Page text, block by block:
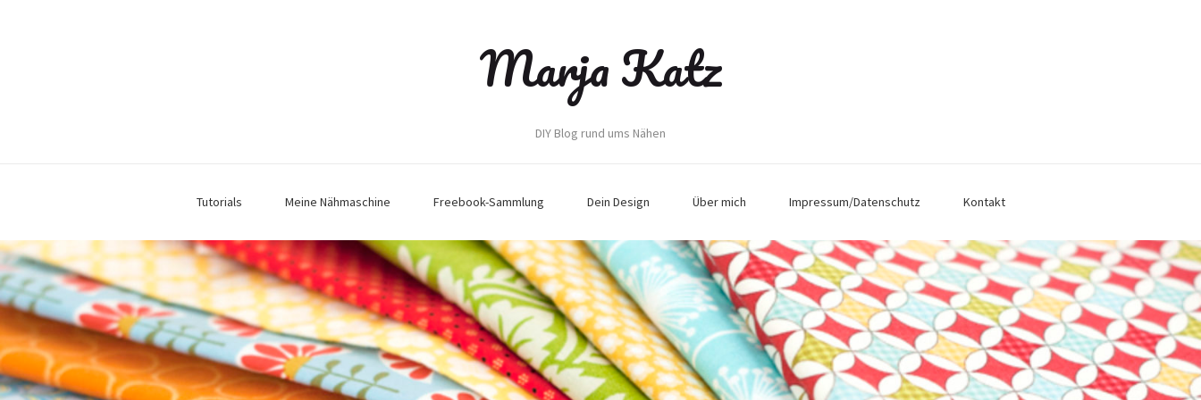
Marja Katz
DIY Blog rund ums Nähen
Tutorials Meine Nähmaschine Freebook-Sammlung Dein Design Über mich Impressum/Datenschutz Kontakt